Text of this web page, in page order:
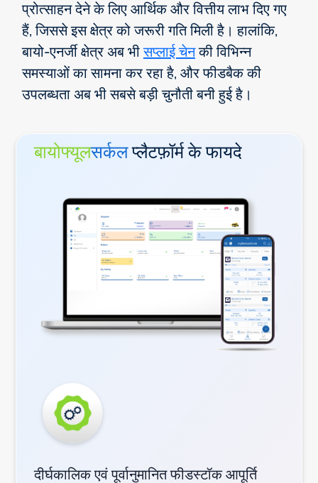
प्रोत्साहन देने के लिए आर्थिक और वित्तीय लाभ दिए गए
हैं, जिससे इस क्षेत्र को जरूरी गति मिली है। हालांकि,
बायो-एनर्जी क्षेत्र अब भीसप्लाई चेनकी विभिन्न
समस्याओं का सामना कर रहा है, और फीडबैक की
उपलब्धता अब भी सबसे बड़ी चुनौती बनी हुई है।
बायोफ्यूलसर्कलप्लैटफ़ॉर्म के फायदे
दीर्घकालिक एवं पूर्वानुमानित फीडस्टॉक आपूर्ति